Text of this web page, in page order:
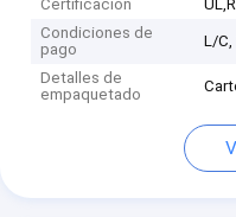
Certificación
Condiciones de
pago
L/C,
Detalles de
empaquetado